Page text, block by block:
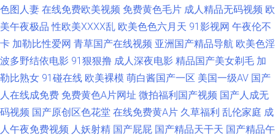
深爱成人网 超碰人人妻 日韩国产在线精品 成人小视频资源库 91海角原创 日
韩无码极品人妻 91软件男女涩涩噗噗噗噗 日韩精品aV无码 操人91 日本v视
频A 新日韩新片网 岛国电影 欧美蜜桃一区 日韩欧美国产八点影院 探花少妇
探花 免费券AV在线 www日韩 色五月成人导航 91娱乐综合网 男人的天堂日
色图人妻 在线免费欧美视频 免费黄色毛片 成人精品无码视频 欧
美午夜极品 性欧美ⅩⅩⅩⅩ乱 欧美色色六月天 91影视网 午夜伦不
卡 加勒比性爱网 青草国产在线视频 亚洲国产精品导航 欧美色淫
波多野结依电影 91狠狠撸 成人深夜电影 精品国产美女剃毛 加
勒比熟女 91碰在线 欧美裸模 萌白酱国产一区 美国一级AV 国产
人在线成免费 免费黄色A片网址 微拍福利国产视频 国产人成无
码视频 国产原创区色花堂 在线免费黄A片 久草福利 乱伦家庭 成
人午夜免费视频 人妖射精 国产屁屁 国产精品天干天 国产精品午